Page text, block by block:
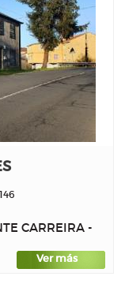
CARREIRA -
Ver más